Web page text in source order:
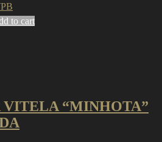
to cart
“MINHOTA”